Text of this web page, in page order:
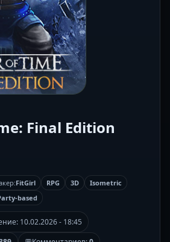
Final Edition
FitGirl RPG 3D
Isometric
based
10.02.2026 - 18:45